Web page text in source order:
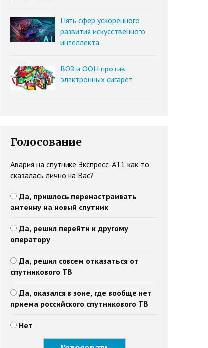
Пять сфер ускоренного
развития искусственного
интеллекта
ВОЗ и ООН против
электронных сигарет
Голосование
Авария на спутнике Экспресс-АТ1 как-то
сказалась лично на Вас?
Да, пришлось перенастраивать
антенну на новый спутник
Да, решил перейти к другому
оператору
Да, решил совсем отказаться от
спутникового ТВ
Да, оказался в зоне, где вообще нет
приема российского спутникового ТВ
Нет